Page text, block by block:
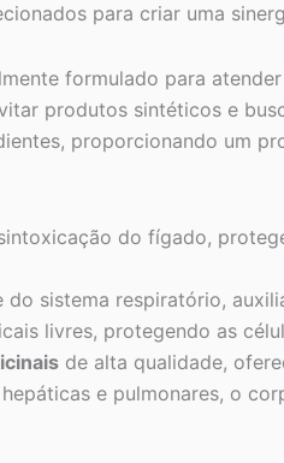
para criar uma
formulado para
produtos sintéticos e
proporcionando um
do fígado,
do sistema respiratório,
livres, protegendo as
de alta qualidade,
e pulmonares, o